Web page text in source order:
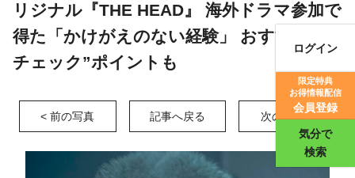
映画記事
映画評価
ログイン
限定特典
お得情報配信
会員登録
気分で
検索
リジナル『THE HEAD』 海外ドラマ参加で
得た「かけがえのない経験」 おすすめ“要
チェック”ポイントも
< 前の写真 記事へ戻る 次の写真 >